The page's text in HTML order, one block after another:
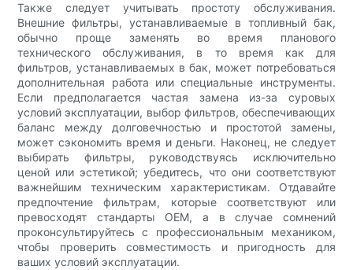
Также следует учитывать простоту обслуживания.
Внешние фильтры, устанавливаемые в топливный бак,
обычно проще заменять во время планового
технического обслуживания, в то время как для
фильтров, устанавливаемых в бак, может потребоваться
дополнительная работа или специальные инструменты.
Если предполагается частая замена из-за суровых
условий эксплуатации, выбор фильтров, обеспечивающих
баланс между долговечностью и простотой замены,
может сэкономить время и деньги. Наконец, не следует
выбирать фильтры, руководствуясь исключительно
ценой или эстетикой; убедитесь, что они соответствуют
важнейшим техническим характеристикам. Отдавайте
предпочтение фильтрам, которые соответствуют или
превосходят стандарты OEM, а в случае сомнений
проконсультируйтесь с профессиональным механиком,
чтобы проверить совместимость и пригодность для
ваших условий эксплуатации.